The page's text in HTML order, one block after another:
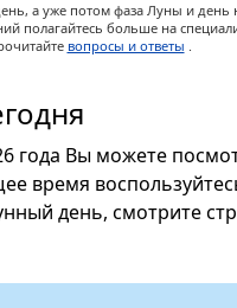
а уже потом фаза Луны и день
полагайтесь больше на
вопросы и ответы .
года Вы можете
время
день, смотрите